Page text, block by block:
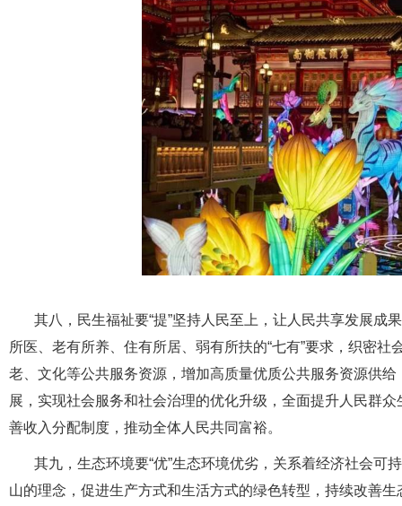
其八，民生福祉要“提”坚持人民至上，让人民共享发展
所医、老有所养、住有所居、弱有所扶的“七有”要求，织密
老、文化等公共服务资源，增加高质量优质公共服务资源供
展，实现社会服务和社会治理的优化升级，全面提升人民群
善收入分配制度，推动全体人民共同富裕。
其九，生态环境要“优”生态环境优劣，关系着经济社会
山的理念，促进生产方式和生活方式的绿色转型，持续改善